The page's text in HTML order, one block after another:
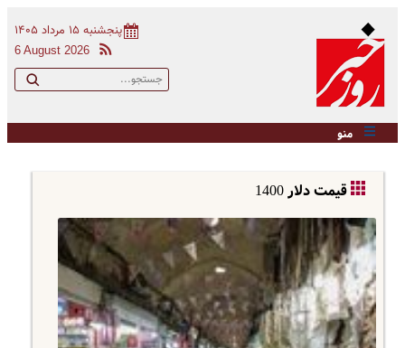
پنجشنبه ۱۵ مرداد ۱۴۰۵
6 August 2026
منو
قیمت دلار 1400